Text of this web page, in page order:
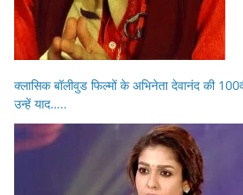
क्लासिक बॉलीवुड फिल्मों के अभिनेता देवानंद की
उन्हें याद…..